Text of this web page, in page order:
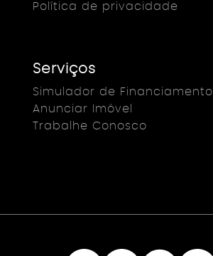
Política de privacidade
Serviços
Simulador de Financiamento
Anunciar Imóvel
Trabalhe Conosco